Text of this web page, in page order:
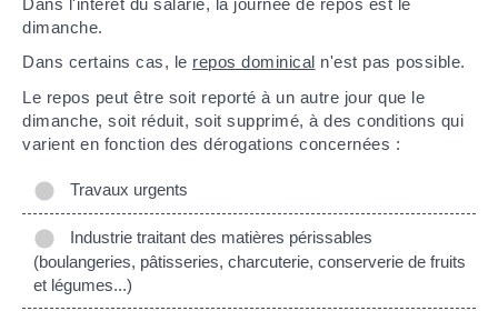
dimanche.
Dans certains cas, le repos dominical n'est pas possible.
Le repos peut être soit reporté à un autre jour que le
dimanche, soit réduit, soit supprimé, à des conditions qui
varient en fonction des dérogations concernées :
Travaux urgents
Industrie traitant des matières périssables
(boulangeries, pâtisseries, charcuterie, conserverie de fruits
et légumes...)